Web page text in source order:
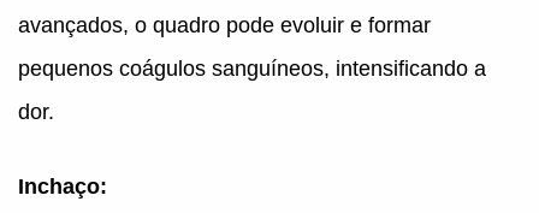
avançados, o quadro pode evoluir e formar
pequenos coágulos sanguíneos, intensificando a
dor.
Inchaço: